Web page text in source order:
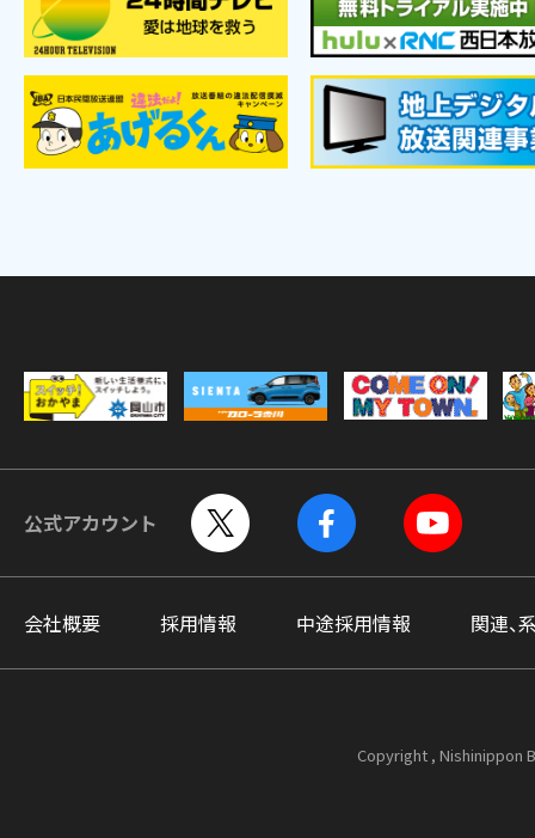
公式アカウント
会社概要 採用情報 中途採用情報 関連、
Copyright , Nishinippon